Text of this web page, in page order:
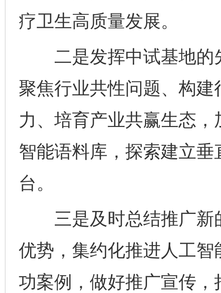
疗卫生高质量发展。
二是发挥中试基地的
聚焦行业共性问题、构
力、培育产业共赢生态
智能语料库，探索建立
台。
三是及时总结推广新
优势，集约化推进人工
功案例，做好推广宣传